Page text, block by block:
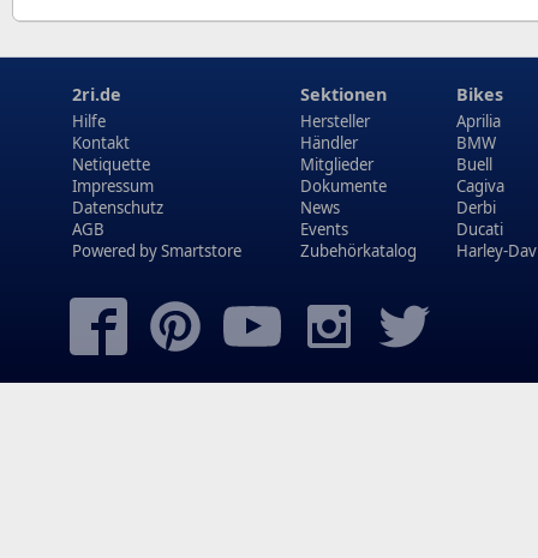
2ri.de
Hilfe
Kontakt
Netiquette
Impressum
Datenschutz
AGB
Powered bySmartstore
Sektionen
Hersteller
Händler
Mitglieder
Dokumente
News
Events
Zubehörkatalog
Bikes
Aprilia
BMW
Buell
Cagiva
Derbi
Ducati
Harley-